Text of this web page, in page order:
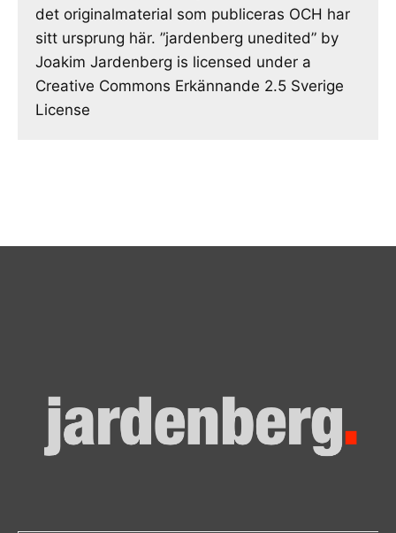
det originalmaterial som publiceras OCH har
sitt ursprung här. ”jardenberg unedited” by
Joakim Jardenberg is licensed under a
Creative Commons Erkännande 2.5 Sverige
License